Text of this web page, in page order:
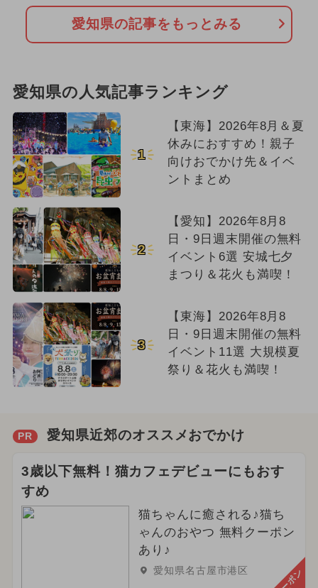
愛知県の記事をもっとみる
愛知県の人気記事ランキング
1
【東海】2026年8月＆夏
休みにおすすめ！親子
向けおでかけ先＆イベ
ントまとめ
2
【愛知】2026年8月8
日・9日週末開催の無料
イベント6選 安城七夕
まつり＆花火も満喫！
3
【東海】2026年8月8
日・9日週末開催の無料
イベント11選 大規模夏
祭り＆花火も満喫！
PR 愛知県近郊のオススメおでかけ
3歳以下無料！猫カフェデビューにもおす
すめ
猫ちゃんに癒される♪猫ち
ゃんのおやつ 無料クーポン
あり♪
愛知県名古屋市港区